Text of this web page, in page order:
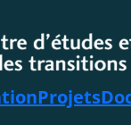
Projets